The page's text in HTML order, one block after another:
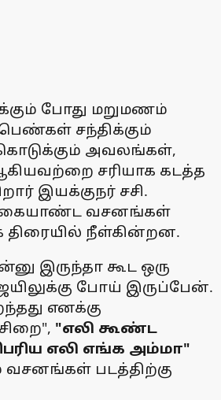
போது மறுமணம்
சந்திக்கும்
அவலங்கள்,
சரியாக கடத்த
இயக்குநர் சசி.
கையாண்ட வசனங்கள்
திரையில் நீள்கின்றன.
இருந்தா கூட ஒரு
போய் இருப்பேன்.
எனக்கு
"எலி கூண்ட
பெரிய எலி எங்க அம்மா"
வசனங்கள் படத்திற்கு